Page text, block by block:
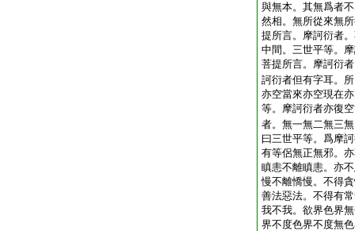
與無本。其無爲者
然相。無所從來無
提所言。摩訶衍者
中間。三世平等。
菩提所言。摩訶衍
訶衍者但有字耳。
亦空當來亦空現在
等。摩訶衍者亦復
者。無一無二無三
曰三世平等。爲摩
有等侶無正無邪。
瞋恚不離瞋恚。亦
慢不離憍慢。不得
善法惡法。不得有
我不我。欲界色界
界不度色界不度無